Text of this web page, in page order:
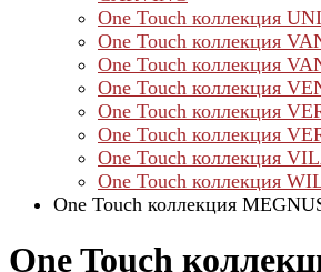
One Touch коллекция
One Touch коллекция
One Touch коллекция
One Touch коллекция
One Touch коллекция
One Touch коллекция
One Touch коллекция
One Touch коллекция
One Touch коллекция
One Touch